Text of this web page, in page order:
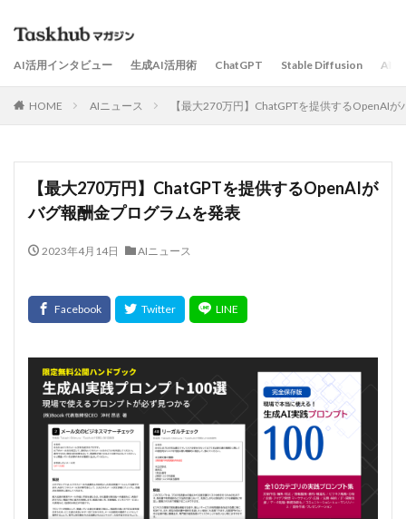
AI活用インタビュー 生成AI活用術 ChatGPT Stable Diffusion AIサ
HOME AIニュース 【最大270万円】ChatGPTを提供するOpenAI
【最大270万円】ChatGPTを提供するOpenAIが
バグ報酬金プログラムを発表
2023年4月14日 AIニュース